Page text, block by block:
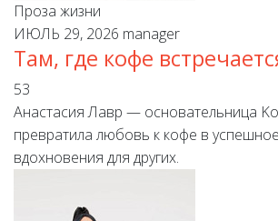
Проза жизни
ИЮЛЬ 29, 2026 manager
Там, где кофе
53
Анастасия Лавр — основательница
превратила любовь к кофе в
вдохновения для других.